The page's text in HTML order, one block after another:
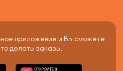
приложение и Вы сможете
делать заказы.